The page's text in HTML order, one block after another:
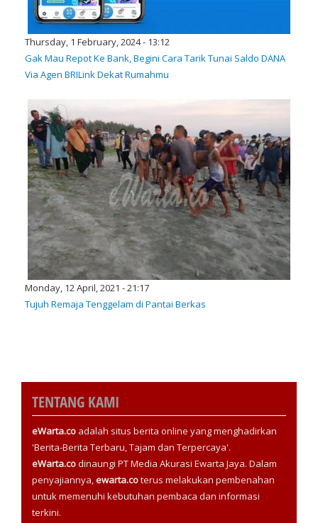
Thursday, 1 February, 2024 - 13:12
Gak Mau Repot Ke Bank, Begini Cara Tarik Tunai Saldo DANA
Via Agen BRILink Dekat Rumahmu
Monday, 12 April, 2021 - 21:17
Tujuh Remaja Tenggelam di Pantai Berkas
TENTANG KAMI
eWarta.co adalah situs berita online yang menghadirkan
'Berita-Berita Terbaru, Tajam dan Terpercaya'.
eWarta.codinaungi PT Media Akurasi Ewarta Jaya. Dalam
penyajiannya,ewarta.coterus melakukan pembenahan
untuk memenuhi kebutuhan pembaca dan informasi
terkini.